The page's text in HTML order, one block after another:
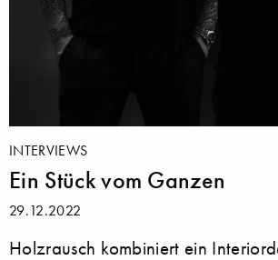
INTERVIEWS
Ein Stück vom Ganzen
29.12.2022
Holzrausch kombiniert ein